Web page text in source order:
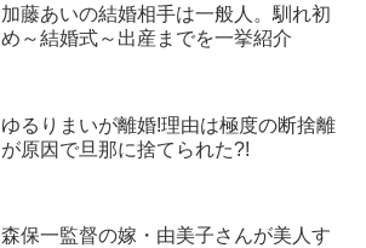
加藤あいの結婚相手は一般人。馴れ初
め～結婚式～出産までを一挙紹介
ゆるりまいが離婚!理由は極度の断捨離
が原因で旦那に捨てられた?!
森保一監督の嫁・由美子さんが美人す